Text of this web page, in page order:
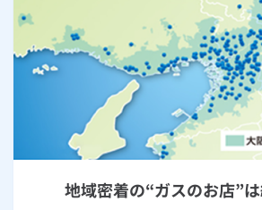
地域密着の“ガスのお店”